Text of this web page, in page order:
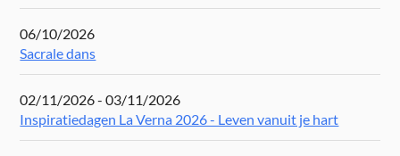
06/10/2026
Sacrale dans
02/11/2026 - 03/11/2026
Inspiratiedagen La Verna 2026 - Leven vanuit je hart